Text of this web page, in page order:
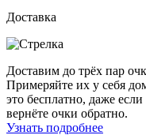
Доставка
Доставим до трёх пар
Примеряйте их у себя
это бесплатно, даже
вернёте очки обратно.
Узнать подробнее